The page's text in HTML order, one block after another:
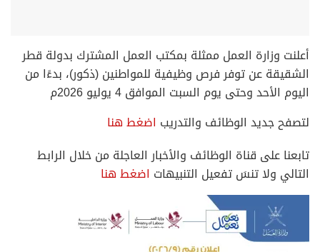
‏أعلنت وزارة العمل‬⁩ ممثلة بمكتب العمل المشترك بدولة قطر
الشقيقة عن توفر فرص وظيفية للمواطنين (ذكور)، بدءًا من
اليوم الأحد وحتى يوم السبت الموافق 4 يوليو 2026م
لتصفح جديد الوظائف والتدريب اضغط هنا
تابعنا على قناة الوظائف والأخبار العاجلة من خلال الرابط
التالي ولا تنسَ تفعيل التنبيهات اضغط هنا